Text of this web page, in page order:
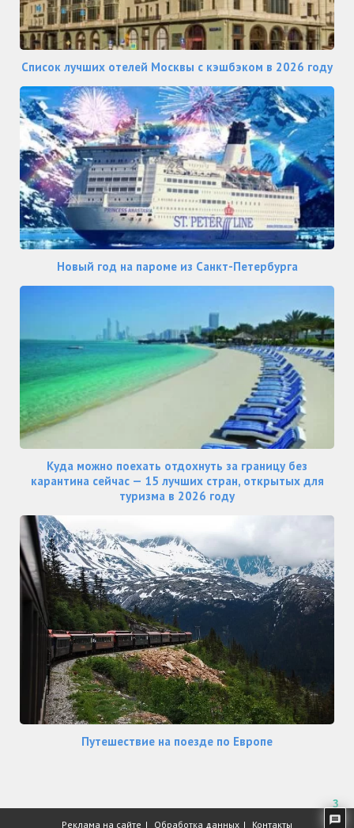
Список лучших отелей Москвы с кэшбэком в 2026 году
Новый год на пароме из Санкт-Петербурга
Куда можно поехать отдохнуть за границу без
карантина сейчас — 15 лучших стран, открытых для
туризма в 2026 году
Путешествие на поезде по Европе
Реклама на сайте Обработка данных Контакты
3